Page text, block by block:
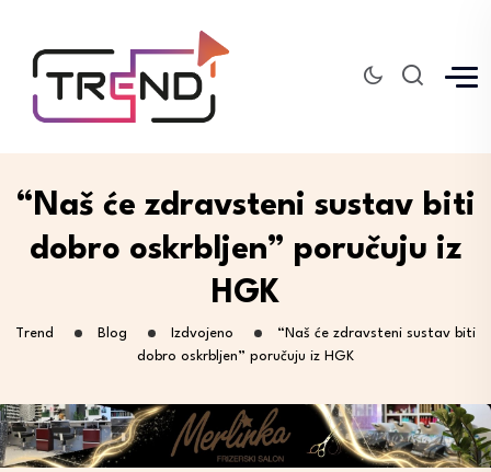
“Naš će zdravsteni sustav biti
dobro oskrbljen” poručuju iz
HGK
Trend Blog Izdvojeno
“Naš će zdravsteni sustav biti
dobro oskrbljen” poručuju iz HGK